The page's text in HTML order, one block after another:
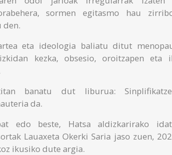
sormen egitasmo hau
den.
eta ideologia baliatu ditut
kezka, obsesio, oroitzapen eta
banatu dut liburua:
da.
edo beste, Hatsa aldizkarirako
Lauaxeta Okerki Saria jaso zuen,
ikusiko dute argia.